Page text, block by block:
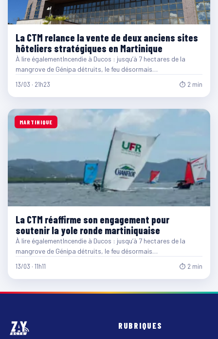
La CTM relance la vente de deux anciens sites
hôteliers stratégiques en Martinique
À lire égalementIncendie à Ducos : jusqu’à 7 hectares de la
mangrove de Génipa détruits, le feu désormais…
13/03 · 21h23 ⏱ 2 min
MARTINIQUE
La CTM réaffirme son engagement pour
soutenir la yole ronde martiniquaise
À lire égalementIncendie à Ducos : jusqu’à 7 hectares de la
mangrove de Génipa détruits, le feu désormais…
13/03 · 11h11 ⏱ 2 min
RUBRIQUES